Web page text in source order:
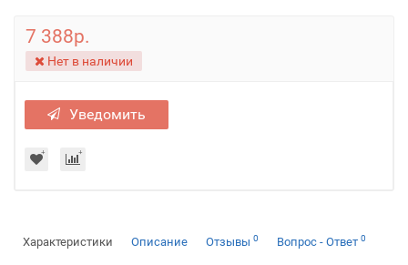
7 388р.
Нет в наличии
Уведомить
Характеристики Описание Отзывы 0 Вопрос - Ответ 0